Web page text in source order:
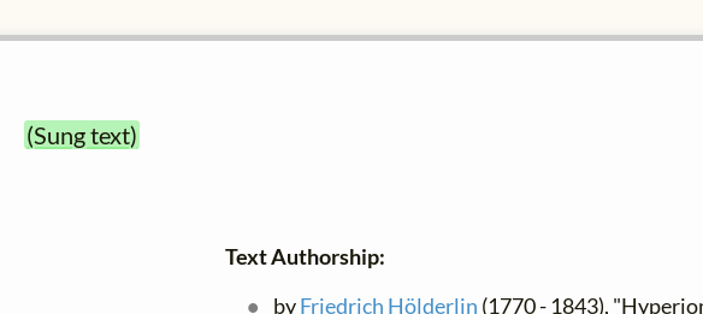
(Sung text)
Text Authorship:
byFriedrich Hölderlin (1770 - 1843),